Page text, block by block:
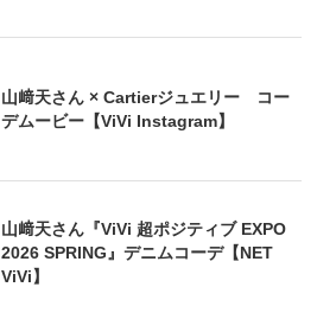
山﨑天さん × Cartierジュエリー コー
デムービー【ViVi Instagram】
山﨑天さん『ViVi 超ポジティブ EXPO
2026 SPRING』デニムコーデ【NET
ViVi】